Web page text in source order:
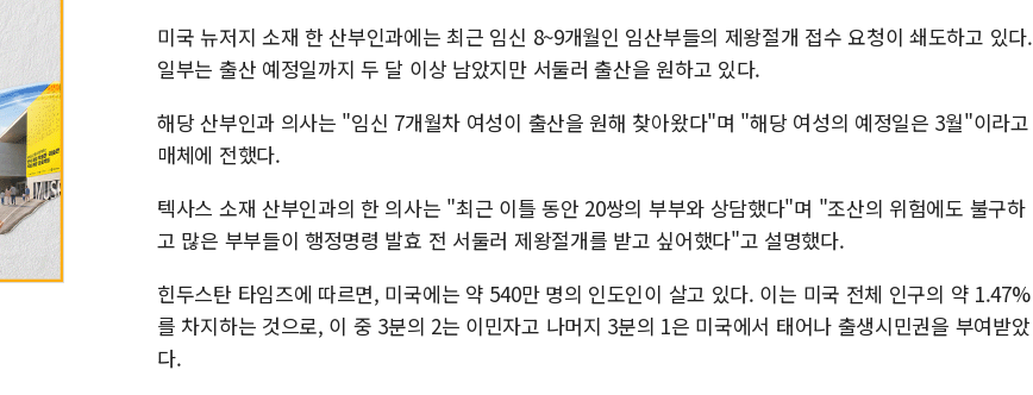
미국 뉴저지 소재 한 산부인과에는 최근 임신 8~9개월인 임산부들의 제왕절개 접수 요청이 쇄도하고 있다.
일부는 출산 예정일까지 두 달 이상 남았지만 서둘러 출산을 원하고 있다.
해당 산부인과 의사는 "임신 7개월차 여성이 출산을 원해 찾아왔다"며 "해당 여성의 예정일은 3월"이라고
매체에 전했다.
텍사스 소재 산부인과의 한 의사는 "최근 이틀 동안 20쌍의 부부와 상담했다"며 "조산의 위험에도 불구하
고 많은 부부들이 행정명령 발효 전 서둘러 제왕절개를 받고 싶어했다"고 설명했다.
힌두스탄 타임즈에 따르면, 미국에는 약 540만 명의 인도인이 살고 있다. 이는 미국 전체 인구의 약 1.47%
를 차지하는 것으로, 이 중 3분의 2는 이민자고 나머지 3분의 1은 미국에서 태어나 출생시민권을 부여받았
다.